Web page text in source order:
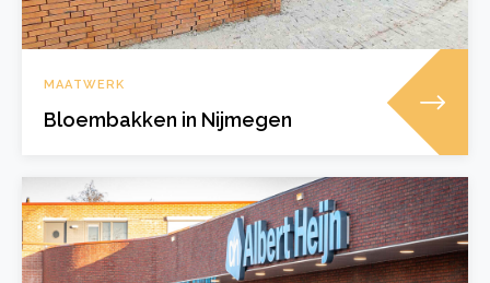
MAATWERK
Bloembakken in Nijmegen